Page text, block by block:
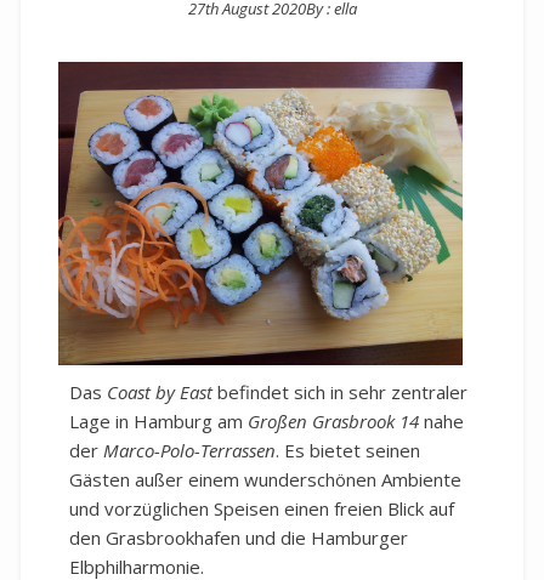
27th August 2020By :ella
Das Coast by Eastbefindet sich in sehr zentraler
Lage in Hamburg am Großen Grasbrook 14 nahe
der Marco-Polo-Terrassen. Es bietet seinen
Gästen außer einem wunderschönen Ambiente
und vorzüglichen Speisen einen freien Blick auf
den Grasbrookhafen und die Hamburger
Elbphilharmonie.